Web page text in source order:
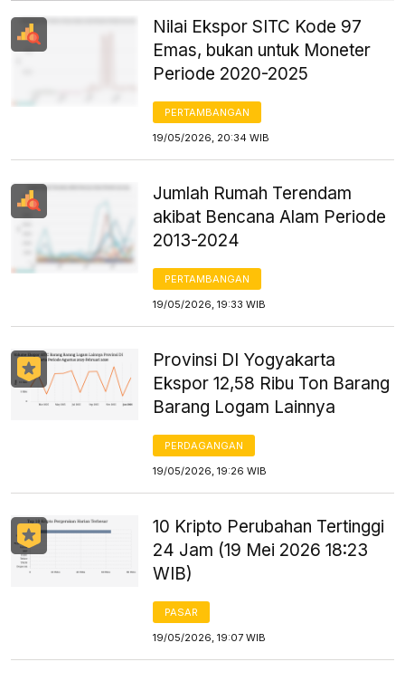
Nilai Ekspor SITC Kode 97
Emas, bukan untuk Moneter
Periode 2020-2025
PERTAMBANGAN
19/05/2026, 20:34 WIB
Jumlah Rumah Terendam
akibat Bencana Alam Periode
2013-2024
PERTAMBANGAN
19/05/2026, 19:33 WIB
Provinsi DI Yogyakarta
Ekspor 12,58 Ribu Ton Barang
Barang Logam Lainnya
PERDAGANGAN
19/05/2026, 19:26 WIB
10 Kripto Perubahan Tertinggi
24 Jam (19 Mei 2026 18:23
WIB)
PASAR
19/05/2026, 19:07 WIB